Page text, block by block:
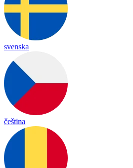
svenska
čeština